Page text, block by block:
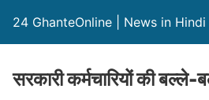
24 GhanteOnline | News in Hindi
सरकारी कर्मचारियों की बल्ले-